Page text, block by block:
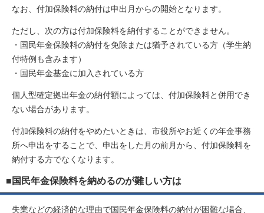
なお、付加保険料の納付は申出月からの開始となります。
ただし、次の方は付加保険料を納付することができません。
・国民年金保険料の納付を免除または猶予されている方（学生納
付特例も含みます）
・国民年金基金に加入されている方
個人型確定拠出年金の納付額によっては、付加保険料と併用でき
ない場合があります。
付加保険料の納付をやめたいときは、市役所やお近くの年金事務
所へ申出をすることで、申出をした月の前月から、付加保険料を
納付する方でなくなります。
■国民年金保険料を納めるのが難しい方は
失業などの経済的な理由で国民年金保険料の納付が困難な場合、